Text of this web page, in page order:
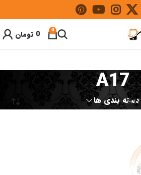
0
0 تومان
A17
دسته بندی ها
A17